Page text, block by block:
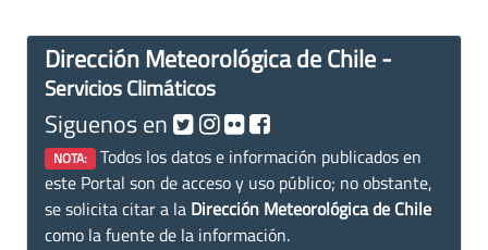
Dirección Meteorológica de Chile -
Servicios Climáticos
Siguenos en
NOTA: Todos los datos e información publicados en
este Portal son de acceso y uso público; no obstante,
se solicita citar a la Dirección Meteorológica de Chile
como la fuente de la información.